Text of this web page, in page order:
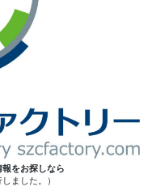
をお探しなら
ました。）